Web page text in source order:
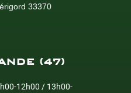
33370
(47)
12h00 / 13h00-